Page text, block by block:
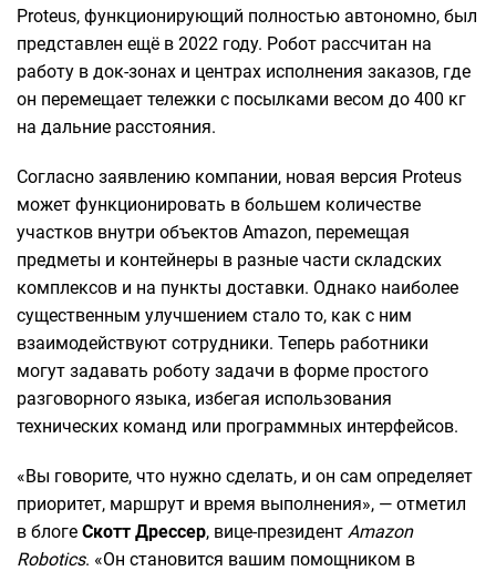
Proteus, функционирующий полностью автономно, был
представлен ещё в 2022 году. Робот рассчитан на
работу в док-зонах и центрах исполнения заказов, где
он перемещает тележки с посылками весом до 400 кг
на дальние расстояния.
Согласно заявлению компании, новая версия Proteus
может функционировать в большем количестве
участков внутри объектов Amazon, перемещая
предметы и контейнеры в разные части складских
комплексов и на пункты доставки. Однако наиболее
существенным улучшением стало то, как с ним
взаимодействуют сотрудники. Теперь работники
могут задавать роботу задачи в форме простого
разговорного языка, избегая использования
технических команд или программных интерфейсов.
«Вы говорите, что нужно сделать, и он сам определяет
приоритет, маршрут и время выполнения», — отметил
в блоге Скотт Дрессер, вице-президент Amazon
Robotics. «Он становится вашим помощником в